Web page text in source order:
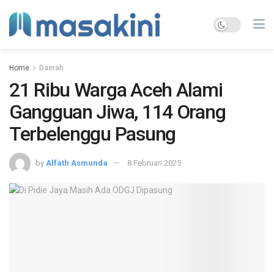
Home Daerah
21 Ribu Warga Aceh Alami
Gangguan Jiwa, 114 Orang
Terbelenggu Pasung
by Alfath Asmunda 8 Februari 2025